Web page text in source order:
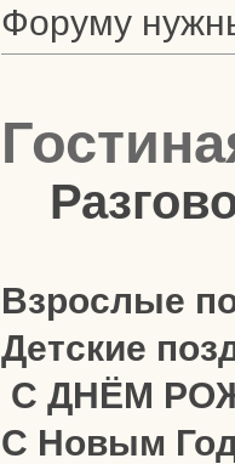
Форуму
Взрослые
Детские
С ДНЁМ
С Новым